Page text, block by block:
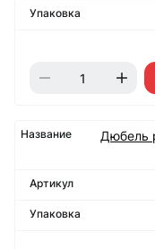
Дюбель